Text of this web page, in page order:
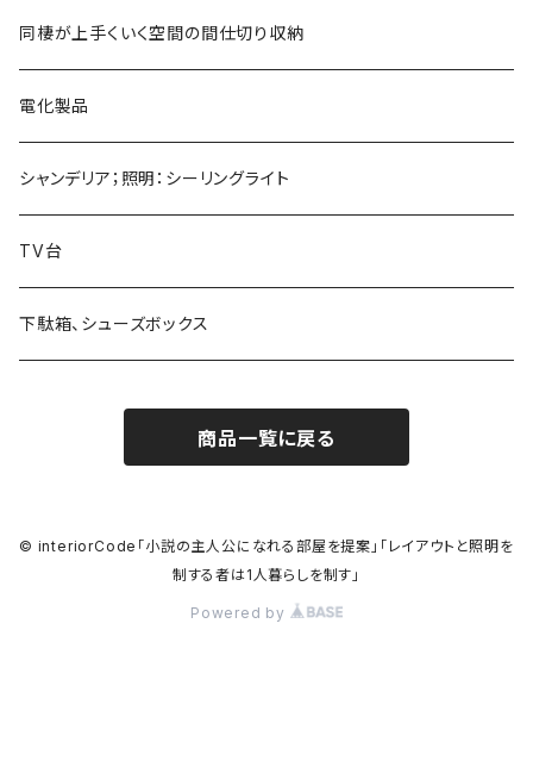
同棲が上手くいく空間の間仕切り収納
電化製品
シャンデリア；照明：シーリングライト
TV台
下駄箱、シューズボックス
商品一覧に戻る
© interiorCode「小説の主人公になれる部屋を提案」「レイアウトと照明を
制する者は1人暮らしを制す」
Powered by